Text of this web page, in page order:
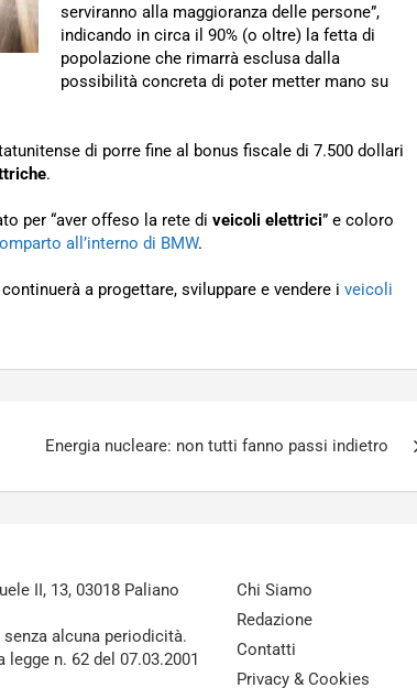
serviranno alla maggioranza delle persone”,
indicando in circa il 90% (o oltre) la fetta di
popolazione che rimarrà esclusa dalla
possibilità concreta di poter metter mano su
di porre fine al bonus fiscale di 7.500 dollari
.
per “aver offeso la rete di veicoli elettrici” e coloro
all’interno di BMW.
a progettare, sviluppare e vendere i veicoli
Energia nucleare: non tutti fanno passi indietro
II, 13, 03018 Paliano
alcuna periodicità.
n. 62 del 07.03.2001
Chi Siamo
Redazione
Contatti
Privacy & Cookies